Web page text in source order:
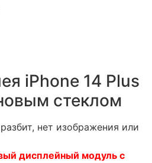
iPhone 14 Plus
стеклом​
нет изображения или
дисплейный модуль c